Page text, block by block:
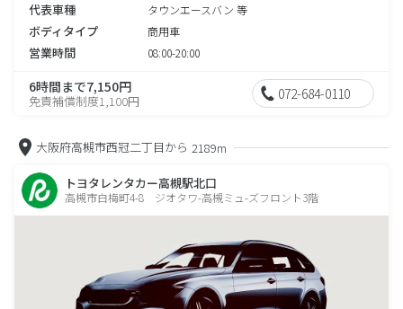
代表車種 タウンエースバン 等
ボディタイプ 商用車
営業時間 08:00-20:00
6時間まで7,150円
免責補償制度1,100円 072-684-0110
大阪府高槻市西冠二丁目から 2189m
トヨタレンタカー高槻駅北口
高槻市白梅町4-8 ジオタワ-高槻ミュ-ズフロント3階